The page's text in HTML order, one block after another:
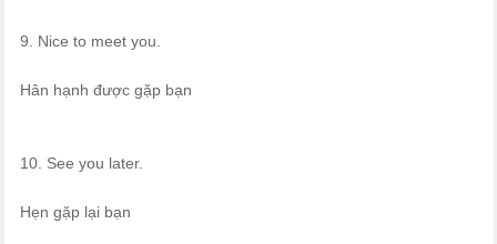
9. Nice to meet you.
Hân hạnh được gặp bạn
10. See you later.
Hẹn gặp lại bạn